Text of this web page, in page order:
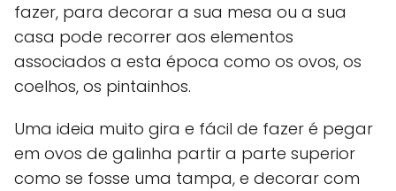
fazer, para decorar a sua mesa ou a sua
casa pode recorrer aos elementos
associados a esta época como os ovos, os
coelhos, os pintainhos.
Uma ideia muito gira e fácil de fazer é pegar
em ovos de galinha partir a parte superior
como se fosse uma tampa, e decorar com